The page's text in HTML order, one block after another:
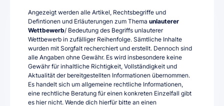
Angezeigt werden alle Artikel, Rechtsbegriffe und
Defintionen und Erläuterungen zum Thema unlauterer
Wettbewerb/ Bedeutung des Begriffs unlauterer
Wettbewerb in zufälliger Reihenfolge. Sämtliche Inhalte
wurden mit Sorgfalt recherchiert und erstellt. Dennoch sind
alle Angaben ohne Gewähr. Es wird insbesondere keine
Gewähr für inhaltliche Richtigkeit, Vollständigkeit und
Aktualität der bereitgestellten Informationen übernommen.
Es handelt sich um allgemeine rechtliche Informationen,
eine rechtliche Beratung für einen konkreten Einzelfall gibt
es hier nicht. Wende dich hierfür bitte an einen